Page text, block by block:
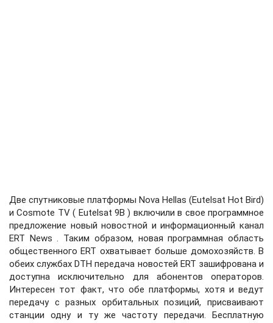
Две спутниковые платформы Nova Hellas (Eutelsat Hot Bird)
и Cosmote TV ( Eutelsat 9B ) включили в свое программное
предложение новый новостной и информационный канал
ERT News . Таким образом, новая программная область
общественного ERT охватывает больше домохозяйств. В
обеих службах DTH передача новостей ERT зашифрована и
доступна исключительно для абонентов операторов.
Интересен тот факт, что обе платформы, хотя и ведут
передачу с разных орбитальных позиций, присваивают
станции одну и ту же частоту передачи. Бесплатную